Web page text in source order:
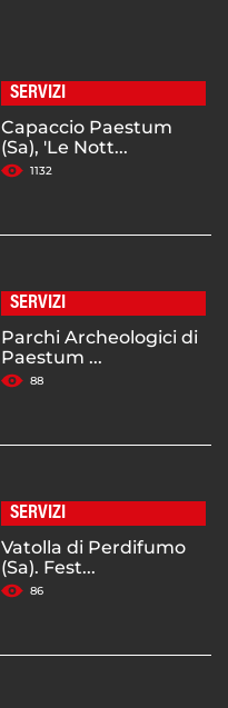
SERVIZI
Capaccio Paestum
(Sa), 'Le Nott...
1132
SERVIZI
Parchi Archeologici di
Paestum ...
88
SERVIZI
Vatolla di Perdifumo
(Sa). Fest...
86